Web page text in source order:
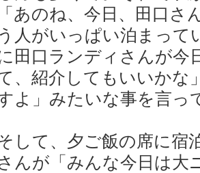
「あのね、今日、田口
う人がいっぱい泊まって
田口ランディさんが今
、紹介してもいいかな
よ」みたいな事を言っ
して、夕ご飯の席に宿
んが「みんな今日は